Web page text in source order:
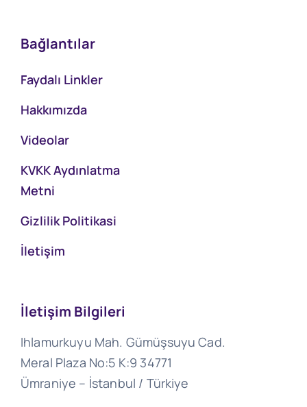
Bağlantılar
Faydalı Linkler
Hakkımızda
Videolar
KVKK Aydınlatma
Metni
Gizlilik Politikasi
İletişim
İletişim Bilgileri
Ihlamurkuyu Mah. Gümüşsuyu Cad.
Meral Plaza No:5 K:9 34771
Ümraniye – İstanbul / Türkiye